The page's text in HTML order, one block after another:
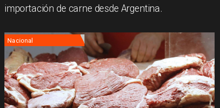
importación de carne desde Argentina.
Nacional